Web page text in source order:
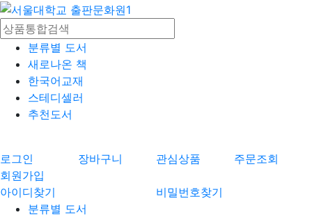
분류별 도서
새로나온 책
한국어교재
스테디셀러
추천도서
로그인 장바구니 관심상품
주문조회
회원가입
아이디찾기
비밀번호찾기
분류별 도서